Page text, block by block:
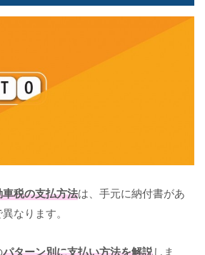
税の支払方法は、手元に納付書があ
なります。
パターン別に支払い方法を解説しま